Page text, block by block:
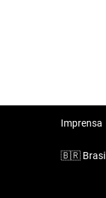
Imprensa
🇧🇷 Brasil